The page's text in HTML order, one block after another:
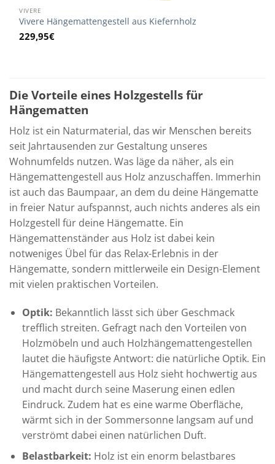
VIVERE
Vivere Hängemattengestell aus Kiefernholz
229,95€
Die Vorteile eines Holzgestells für
Hängematten
Holz ist ein Naturmaterial, das wir Menschen bereits
seit Jahrtausenden zur Gestaltung unseres
Wohnumfelds nutzen. Was läge da näher, als ein
Hängemattengestell aus Holz anzuschaffen. Immerhin
ist auch das Baumpaar, an dem du deine Hängematte
in freier Natur aufspannst, auch nichts anderes als ein
Holzgestell für deine Hängematte. Ein
Hängemattenständer aus Holz ist dabei kein
notweniges Übel für das Relax-Erlebnis in der
Hängematte, sondern mittlerweile ein Design-Element
mit vielen praktischen Vorteilen.
Optik: Bekanntlich lässt sich über Geschmack
trefflich streiten. Gefragt nach den Vorteilen von
Holzmöbeln und auch Holzhängemattengestellen
lautet die häufigste Antwort: die natürliche Optik. Ein
Hängemattengestell aus Holz sieht hochwertig aus
und macht durch seine Maserung einen edlen
Eindruck. Zudem hat es eine warme Oberfläche,
wärmt sich in der Sommersonne langsam auf und
verströmt dabei einen natürlichen Duft.
Belastbarkeit: Holz ist ein enorm belastbares